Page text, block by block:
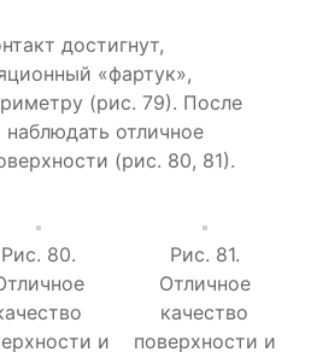
достигнут,
«фартук»,
(рис. 79). После
отличное
(рис. 80, 81).
Рис. 80.
и
Рис. 81.
Отличное
качество
поверхности и